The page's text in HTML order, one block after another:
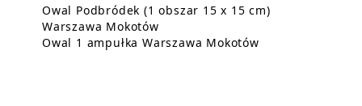
Owal Podbródek (1 obszar 15 x 15 cm)
Warszawa MokotówDowiedz się więcej o Owal
Owal 1 ampułka Warszawa MokotówDowiedz się